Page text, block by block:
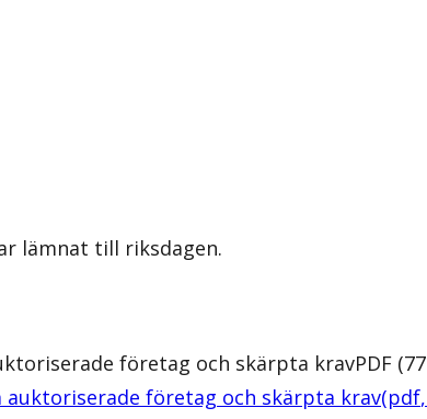
lämnat till riksdagen.
företag och skärpta kravPDF (77
företag och skärpta krav(pdf,